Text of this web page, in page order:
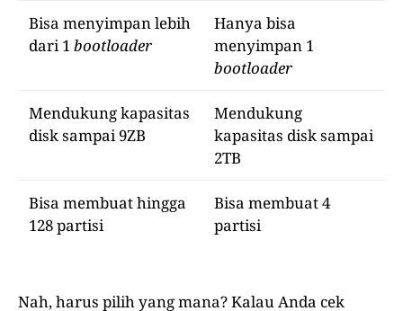
Bisa menyimpan lebih
dari 1 bootloader
Hanya bisa
menyimpan 1
bootloader
Mendukung kapasitas
disk sampai 9ZB
Mendukung
kapasitas disk sampai
2TB
Bisa membuat hingga
128 partisi
Bisa membuat 4
partisi
Nah, harus pilih yang mana? Kalau Anda cek